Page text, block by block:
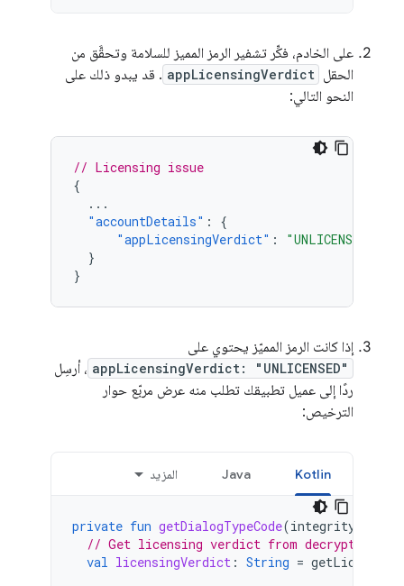
على الخادم، فكِّر تشفير الرمز المميز للسلامة وتحقَّق من
الحقل appLicensingVerdict . قد يبدو ذلك على
النحو التالي:
// Licensing issue
{
...
"accountDetails" :
{
"appLicensingVerdict" :
"UNLICENSED"
}
}
إذا كانت الرمز المميّز يحتوي على
appLicensingVerdict: "UNLICENSED" ، أرسِل
ردًا إلى عميل تطبيقك تطلب منه عرض مربّع حوار
الترخيص:
Kotlin
Java المزيد
private fun getDialogTypeCode(integrityToken
// Get licensing verdict from decrypted
val licensingVerdict : String =